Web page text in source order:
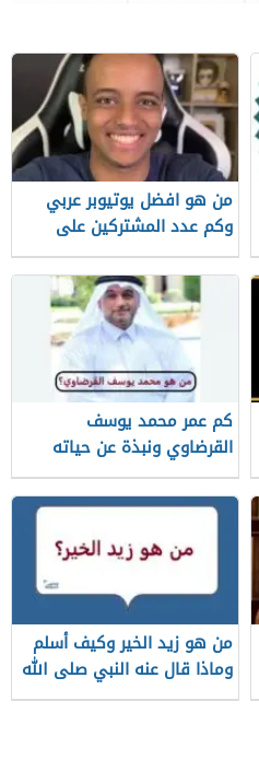
من هو افضل يوتيوبر عربي
وكم عدد المشتركين على
قناته الرسمية
كم عمر محمد يوسف
القرضاوي ونبذة عن حياته
من هو زيد الخير وكيف أسلم
وماذا قال عنه النبي صلى الله
عليه وسلم؟